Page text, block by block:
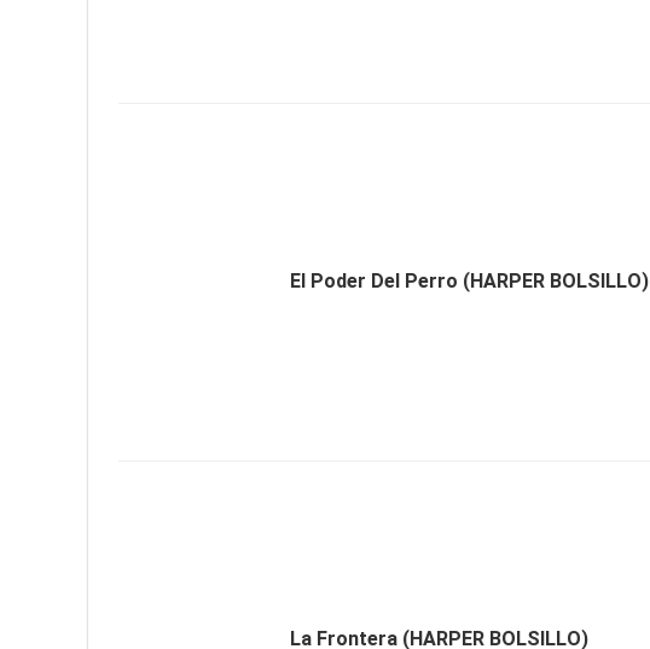
El Poder Del Perro (HARPER BOLSILLO)
La Frontera (HARPER BOLSILLO)